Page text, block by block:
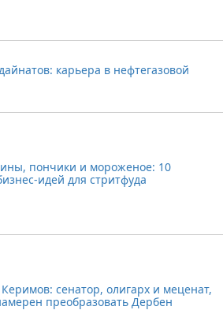
карьера в нефтегазовой
пончики и мороженое: 10
идей для стритфуда
сенатор, олигарх и меценат,
преобразовать Дербен